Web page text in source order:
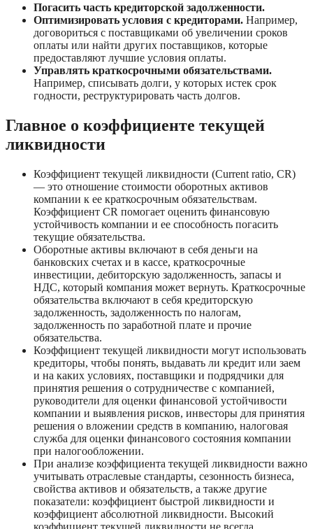
Погасить часть кредиторской задолженности.
Оптимизировать условия с кредиторами. Например,
договориться с поставщиками об увеличении сроков
оплаты или найти других поставщиков, которые
предоставляют лучшие условия оплаты.
Управлять краткосрочными обязательствами.
Например, списывать долги, у которых истек срок
годности, реструктурировать часть долгов.
Главное о коэффициенте текущей
ликвидности
Коэффициент текущей ликвидности (Current ratio, CR)
— это отношение стоимости оборотных активов
компании к ее краткосрочным обязательствам.
Коэффициент CR помогает оценить финансовую
устойчивость компании и ее способность погасить
текущие обязательства.
Оборотные активы включают в себя деньги на
банковских счетах и в кассе, краткосрочные
инвестиции, дебиторскую задолженность, запасы и
НДС, который компания может вернуть. Краткосрочные
обязательства включают в себя кредиторскую
задолженность, задолженность по налогам,
задолженность по заработной плате и прочие
обязательства.
Коэффициент текущей ликвидности могут использовать
кредиторы, чтобы понять, выдавать ли кредит или заем
и на каких условиях, поставщики и подрядчики для
принятия решения о сотрудничестве с компанией,
руководители для оценки финансовой устойчивости
компании и выявления рисков, инвесторы для принятия
решения о вложении средств в компанию, налоговая
служба для оценки финансового состояния компании
при налогообложении.
При анализе коэффициента текущей ликвидности важно
учитывать отраслевые стандарты, сезонность бизнеса,
свойства активов и обязательств, а также другие
показатели: коэффициент быстрой ликвидности и
коэффициент абсолютной ликвидности. Высокий
коэффициент текущей ликвидности не всегда